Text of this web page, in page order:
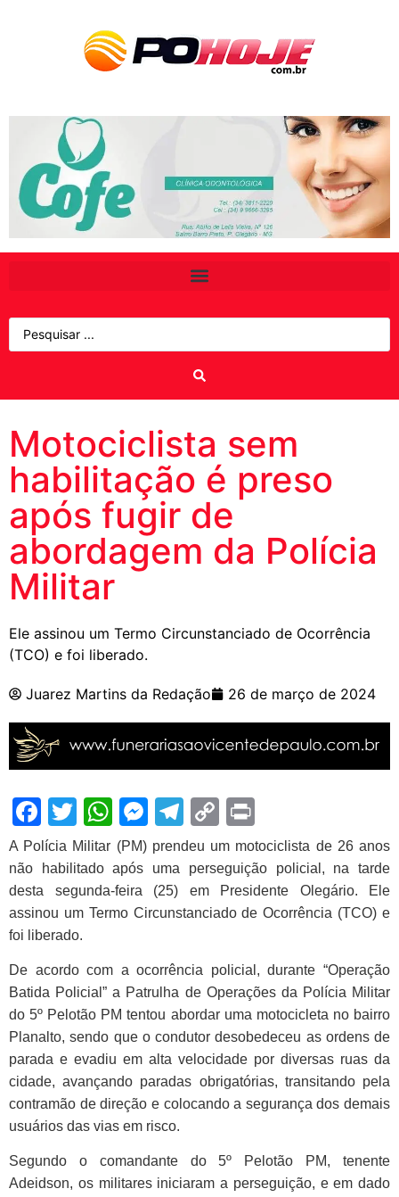
Motociclista sem
habilitação é preso
após fugir de
abordagem da Polícia
Militar
Ele assinou um Termo Circunstanciado de Ocorrência
(TCO) e foi liberado.
Juarez Martins da Redação 26 de março de 2024
Facebook
Twitter
WhatsApp
Messenger
Telegram
Copy
Link
A Polícia Militar (PM) prendeu um motociclista de 26 anos
não habilitadoapós uma perseguição policial, na tarde
desta segunda-feira (25) em Presidente Olegário. Ele
assinou um Termo Circunstanciado de Ocorrência (TCO) e
foi liberado.
De acordo com a ocorrência policial, durante “Operação
Batida Policial” a Patrulha de Operações da Polícia Militar
do 5º Pelotão PM tentou abordar uma motocicleta no bairro
Planalto, sendo que o condutor desobedeceu as ordens de
parada e evadiu em alta velocidade por diversas ruas da
cidade, avançando paradas obrigatórias, transitando pela
contramão de direção e colocando a segurança dos demais
usuários das vias em risco.
Segundo o comandante do 5º Pelotão PM, tenente
Adeidson, os militares iniciaram a perseguição, e em dado